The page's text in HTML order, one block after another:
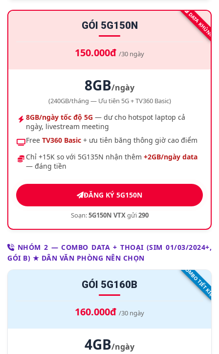
DATA KHỦNG
GÓI 5G150N
150.000đ /30 ngày
8GB/ngày
(240GB/tháng — Ưu tiên 5G + TV360 Basic)
8GB/ngày tốc độ 5G — dư cho hotspot laptop cả
ngày, livestream meeting
Free TV360 Basic + ưu tiên băng thông giờ cao điểm
Chỉ +15K so với 5G135N nhận thêm +2GB/ngày data
— đáng tiền
ĐĂNG KÝ 5G150N
Soạn:5G150N VTXgửi290
NHÓM 2 — COMBO DATA + THOẠI (SIM 01/03/2024+,
GÓI B) ★ DÂN VĂN PHÒNG NÊN CHỌN
COMBO TIẾT KIỆM
GÓI 5G160B
160.000đ /30 ngày
4GB/ngày